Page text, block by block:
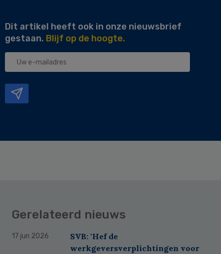
Dit artikel heeft ook in onze nieuwsbrief
gestaan. Blijf op de hoogte.
Uw
Gerelateerd nieuws
17 jun 2026
SVB: 'Hef de
werkgeversverplichtingen voor